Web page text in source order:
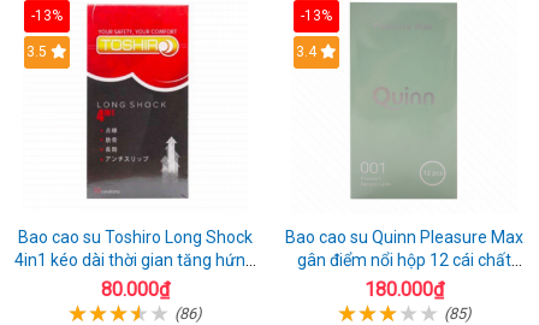
-13%
3.5
Bao cao su Toshiro Long Shock
4in1 kéo dài thời gian tăng hứng
thú hộp 10
80.000₫
(86)
-13%
3.4
Bao cao su Quinn Pleasure Max
gân điểm nổi hộp 12 cái chất
lượng
180.000₫
(85)